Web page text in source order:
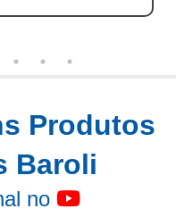
Produtos
Baroli
no